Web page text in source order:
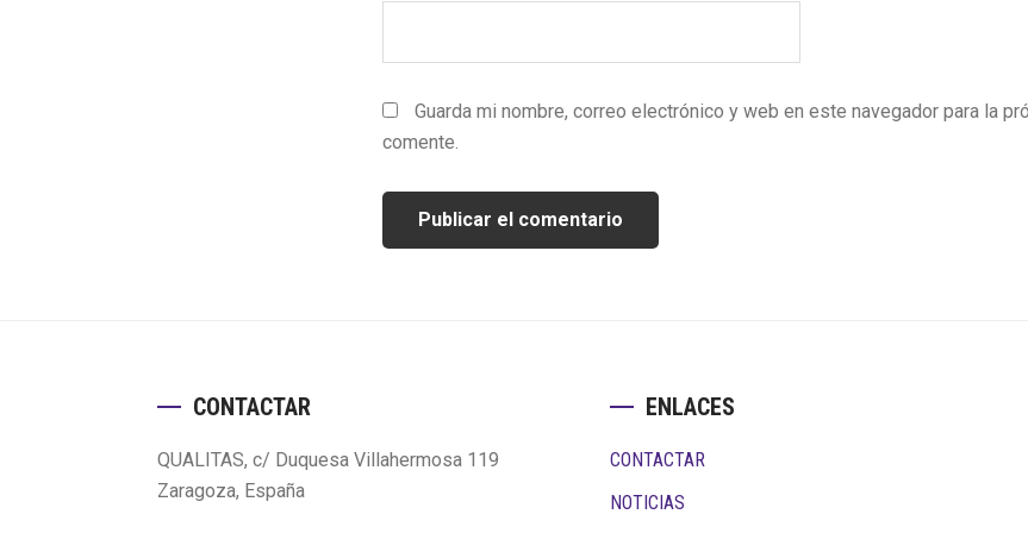
Guarda mi nombre, correo electrónico y web en este navegador para la
comente.
CONTACTAR
QUALITAS, c/ Duquesa Villahermosa 119
Zaragoza, España
ENLACES
CONTACTAR
NOTICIAS